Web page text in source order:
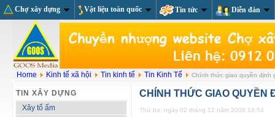
Chợ xây dựng Vật liệu toàn quốc Tin tức Diễn đàn
Home Kinh tế xã hội Tin kinh tế Tin Kinh Tế Chính thức giao quyền định
TIN XÂY DỰNG
Xây tổ ấm
CHÍNH THỨC GIAO QUYỀN
Thứ ba, ngày 02 tháng 12 năm 2008 16:54